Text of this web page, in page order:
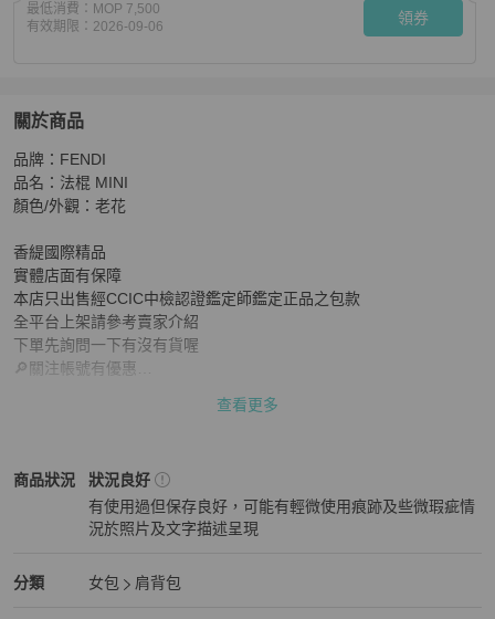
最低消費： MOP 7,500
有效期限： 2026-09-06 領券
關於商品
關於 香緹國際精品 FENDI 法棍 MINI 828
品牌：FENDI
品名：法棍 MINI
顏色/外觀：老花
香緹國際精品
實體店面有保障
本店只出售經CCIC中檢認證鑑定師鑑定正品之包款
全平台上架請參考賣家介紹
下單先詢問一下有沒有貨喔
🔎關注帳號有優惠
▪️二手商品難免有些微使用痕跡喔。
▪️二手商品、售出不退。
⚠️商品新舊程度為個人觀感、請務必放大檢視圖片、以照片為主唷📷
查看更多
商品狀況
Fendi女包 商品狀態與細節
狀況良好
有使用過但保存良好，可能有輕微使用痕跡及些微瑕疵情
況於照片及文字描述呈現
分類
Fendi 分類資訊
女包
肩背包